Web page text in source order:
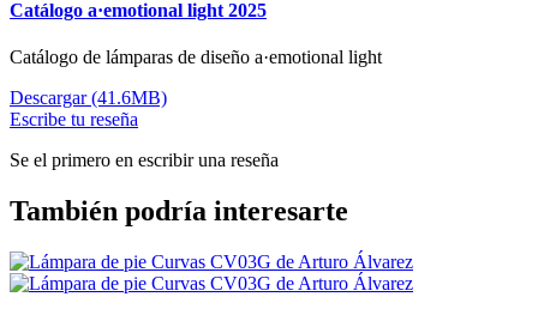
Catálogo a·emotional light 2025
Catálogo de lámparas de diseño a·emotional light
Descargar (41.6MB)
Escribe tu reseña
Se el primero en escribir una reseña
También podría interesarte